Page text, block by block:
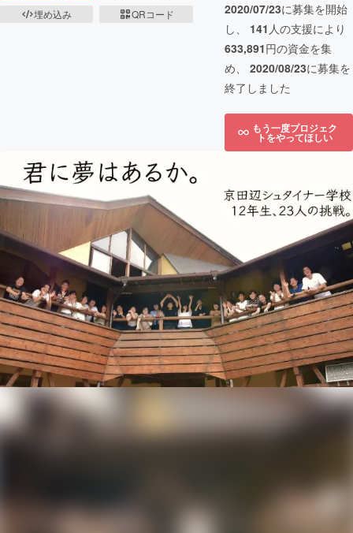
埋め込み
QRコード
2020/07/23に募集を開始
し、 141 人の支援により
633,891円の資金を集
め、 2020/08/23に募集を
終了しました
もう一度プロジェク
トをやってほしい